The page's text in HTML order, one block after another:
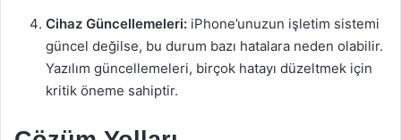
Cihaz Güncellemeleri: iPhone’unuzun işletim sistemi
güncel değilse, bu durum bazı hatalara neden olabilir.
Yazılım güncellemeleri, birçok hatayı düzeltmek için
kritik öneme sahiptir.